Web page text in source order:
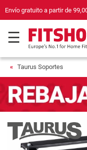
Compra con seguridad
Taurus Soportes